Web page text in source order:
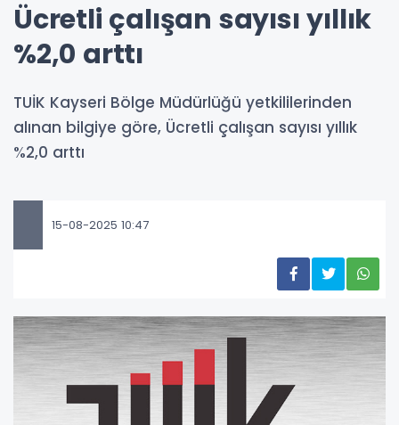
Ücretli çalışan sayısı yıllık
%2,0 arttı
TUİK Kayseri Bölge Müdürlüğü yetkililerinden
alınan bilgiye göre, Ücretli çalışan sayısı yıllık
%2,0 arttı
15-08-2025 10:47